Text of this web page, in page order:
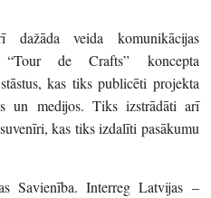
dažāda veida komunikācijas
de Crafts” koncepta
kas tiks publicēti projekta
un medijos. Tiks izstrādāti arī
kas tiks izdalīti pasākumu
Savienība. Interreg Latvijas –